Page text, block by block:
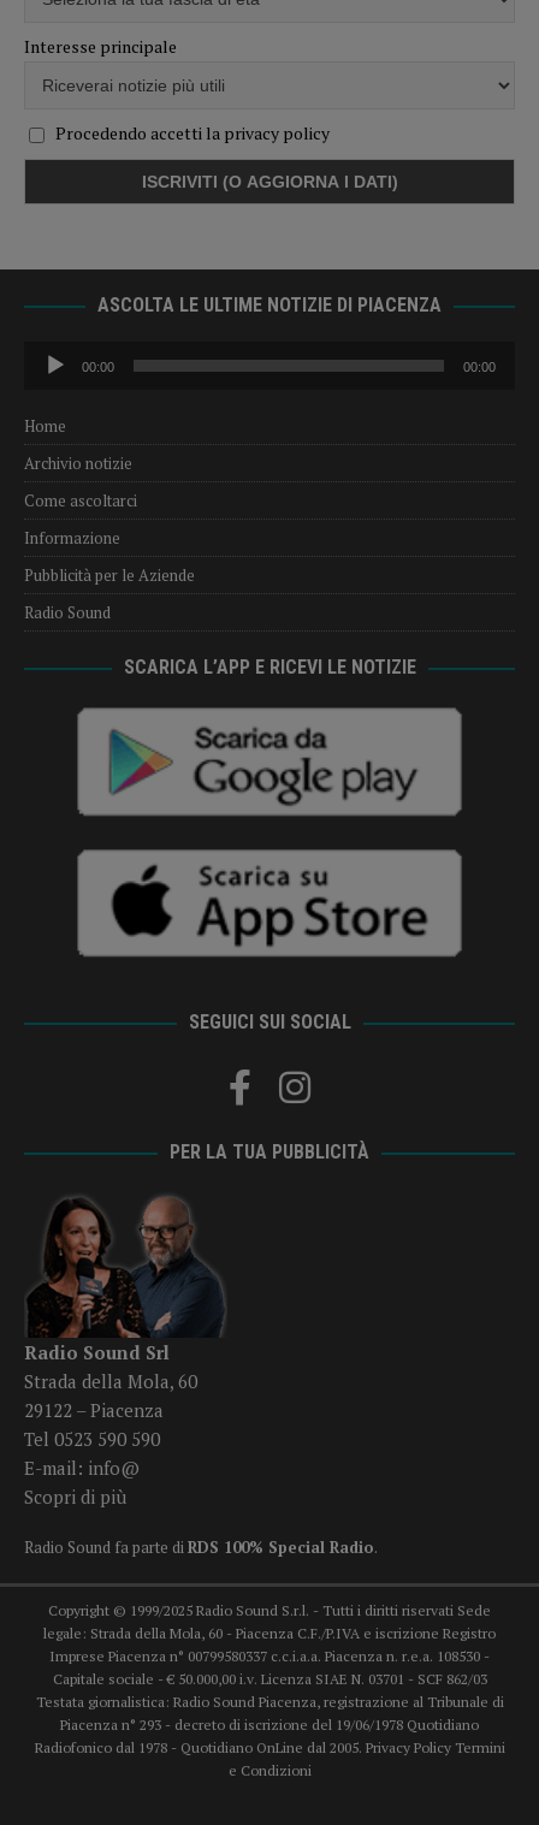
Interesse principale
Procedendo accetti la privacy policy
ASCOLTA LE ULTIME NOTIZIE DI PIACENZA
Audio
Player
00:00 00:00
Home
Archivio notizie
Come ascoltarci
Informazione
Pubblicità per le Aziende
Radio Sound
SCARICA L’APP E RICEVI LE NOTIZIE
SEGUICI SUI SOCIAL
PER LA TUA PUBBLICITÀ
Radio Sound Srl
Strada della Mola, 60
29122 – Piacenza
Tel 0523 590 590
E-mail: info@
Scopri di più
Radio Sound fa parte diRDS 100% Special Radio.
Copyright © 1999/2025 Radio Sound S.r.l. - Tutti i diritti riservati Sede
legale: Strada della Mola, 60 - Piacenza C.F./P.IVA e iscrizione Registro
Imprese Piacenza n° 00799580337 c.c.i.a.a. Piacenza n. r.e.a. 108530 -
Capitale sociale - € 50.000,00 i.v. Licenza SIAE N. 03701 - SCF 862/03
Testata giornalistica: Radio Sound Piacenza, registrazione al Tribunale di
Piacenza n° 293 - decreto di iscrizione del 19/06/1978 Quotidiano
Radiofonico dal 1978 - Quotidiano OnLine dal 2005. Privacy Policy Termini
e Condizioni